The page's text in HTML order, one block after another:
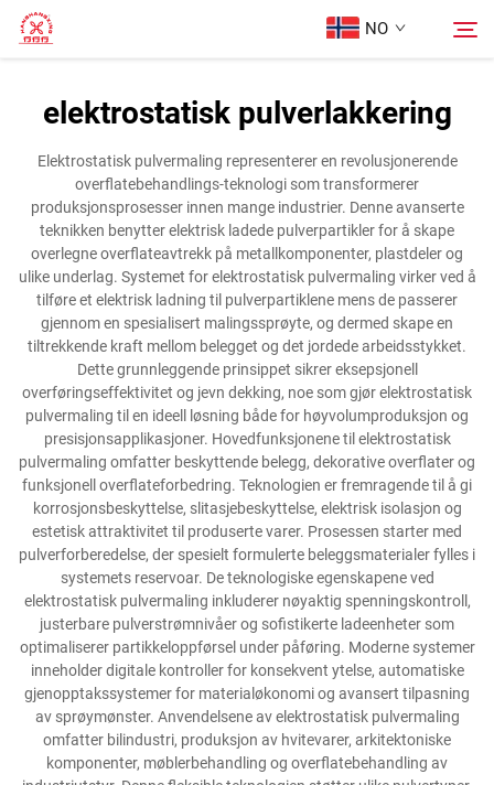
NO
Produkter
Om oss
Tilfeller
Blogg
Kontakt Oss
Søk
elektrostatisk pulverlakkering
Elektrostatisk pulvermaling representerer en revolusjonerende
overflatebehandlings-teknologi som transformerer
produksjonsprosesser innen mange industrier. Denne avanserte
teknikken benytter elektrisk ladede pulverpartikler for å skape
overlegne overflateavtrekk på metallkomponenter, plastdeler og
ulike underlag. Systemet for elektrostatisk pulvermaling virker ved å
tilføre et elektrisk ladning til pulverpartiklene mens de passerer
gjennom en spesialisert malingssprøyte, og dermed skape en
tiltrekkende kraft mellom belegget og det jordede arbeidsstykket.
Dette grunnleggende prinsippet sikrer eksepsjonell
overføringseffektivitet og jevn dekking, noe som gjør elektrostatisk
pulvermaling til en ideell løsning både for høyvolumproduksjon og
presisjonsapplikasjoner. Hovedfunksjonene til elektrostatisk
pulvermaling omfatter beskyttende belegg, dekorative overflater og
funksjonell overflateforbedring. Teknologien er fremragende til å gi
korrosjonsbeskyttelse, slitasjebeskyttelse, elektrisk isolasjon og
estetisk attraktivitet til produserte varer. Prosessen starter med
pulverforberedelse, der spesielt formulerte beleggsmaterialer fylles i
systemets reservoar. De teknologiske egenskapene ved
elektrostatisk pulvermaling inkluderer nøyaktig spenningskontroll,
justerbare pulverstrømnivåer og sofistikerte ladeenheter som
optimaliserer partikkeloppførsel under påføring. Moderne systemer
inneholder digitale kontroller for konsekvent ytelse, automatiske
gjenopptakssystemer for materialøkonomi og avansert tilpasning
av sprøymønster. Anvendelsene av elektrostatisk pulvermaling
omfatter bilindustri, produksjon av hvitevarer, arkitektoniske
komponenter, møblerbehandling og overflatebehandling av